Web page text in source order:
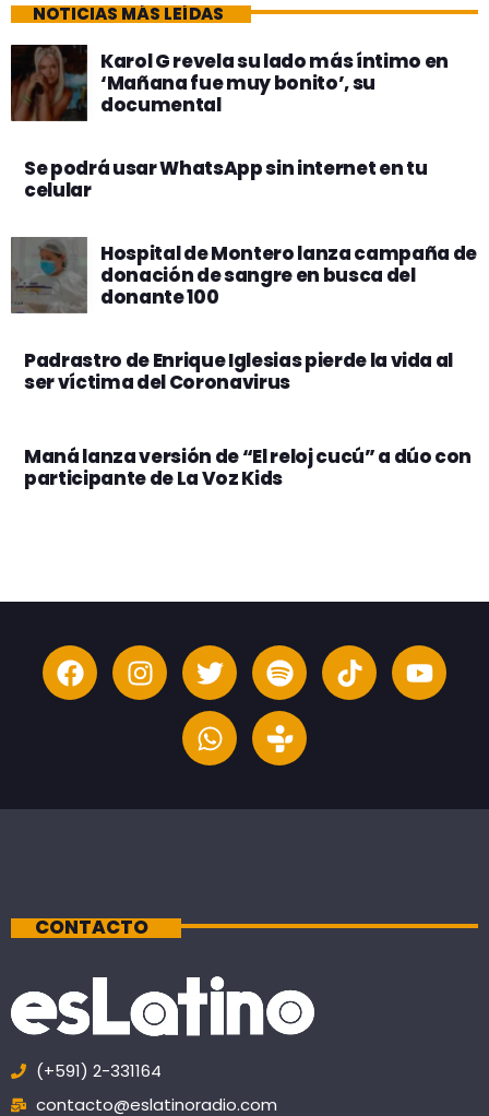
NOTICIAS MÁS LEÍDAS
Karol G revela su lado más íntimo en
‘Mañana fue muy bonito’, su
documental
Se podrá usar WhatsApp sin internet en tu
celular
Hospital de Montero lanza campaña de
donación de sangre en busca del
donante 100
Padrastro de Enrique Iglesias pierde la vida al
ser víctima del Coronavirus
Maná lanza versión de “El reloj cucú” a dúo con
participante de La Voz Kids
CONTACTO
(+591) 2-331164
contacto@eslatinoradio.com